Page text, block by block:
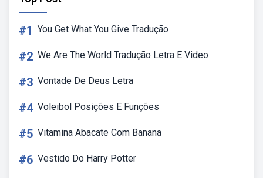
#1 You Get What You Give Tradução
#2 We Are The World Tradução Letra E Video
#3 Vontade De Deus Letra
#4 Voleibol Posições E Funções
#5 Vitamina Abacate Com Banana
#6 Vestido Do Harry Potter